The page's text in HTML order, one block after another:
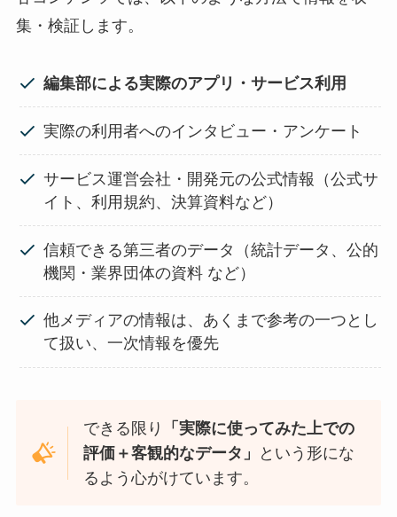
集・検証します。
編集部による実際のアプリ・サービス利用
実際の利用者へのインタビュー・アンケート
サービス運営会社・開発元の公式情報（公式サ
イト、利用規約、決算資料など）
信頼できる第三者のデータ（統計データ、公的
機関・業界団体の資料 など）
他メディアの情報は、あくまで参考の一つとし
て扱い、一次情報を優先
できる限り
「実際に使ってみた上での
評価＋客観的なデータ」
という形にな
るよう心がけています。